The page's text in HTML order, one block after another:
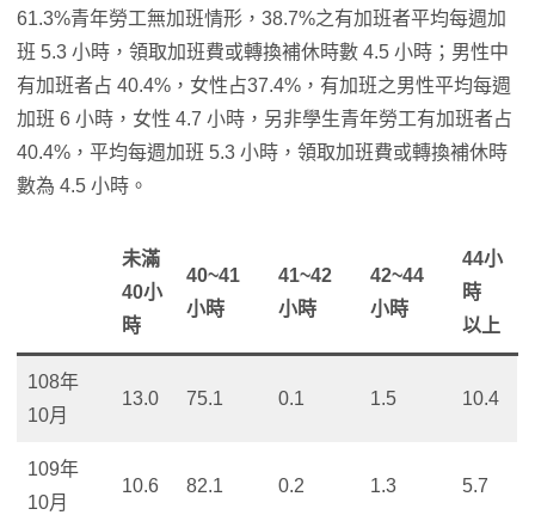
61.3%青年勞工無加班情形，38.7%之有加班者平均每週加
班 5.3 小時，領取加班費或轉換補休時數 4.5 小時；男性中
有加班者占 40.4%，女性占37.4%，有加班之男性平均每週
加班 6 小時，女性 4.7 小時，另非學生青年勞工有加班者占
40.4%，平均每週加班 5.3 小時，領取加班費或轉換補休時
數為 4.5 小時。
未滿
40小
時
40~41
小時
41~42
小時
42~44
小時
44小
時
以上
108年
10月
13.0 75.1 0.1 1.5 10.4
109年
10月
10.6 82.1 0.2 1.3 5.7